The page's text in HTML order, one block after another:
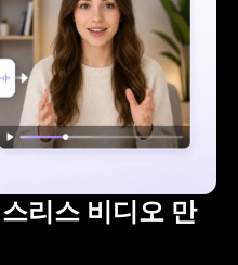
리스 비디오 만